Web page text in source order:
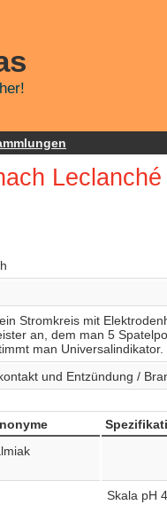
Leclanché
Stromkreis mit
an, dem man 5
man Universalindikator.
und Entzündung /
Skala pH